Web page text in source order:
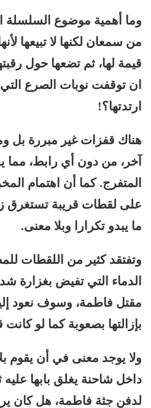
وما أهمية موضوع السلسلة
من سمعان لكنها لا تبيعها
قيمة لها، ثم تضعها حول
ان توقفت نوبات الصرع
ارتدتها؟!
هناك قفزات غير مبررة بل
آخر، من دون أي رابط، مما
المتفرج. كما أن اهتمام
على لقطات قريبة تستغرق
ما يبدو تكرارا وبلا معنى.
وتفتقد كثير من اللقطات
الدماء التي تفيض بغزارة
مقتل فاطمة، وسوف نعود
بإزالتها بصعوبة كما لو
ولا يوجد معنى في أن يقوم
داخل شاحنة يغلق بابها
لدفن جثة فاطمة، هل كان